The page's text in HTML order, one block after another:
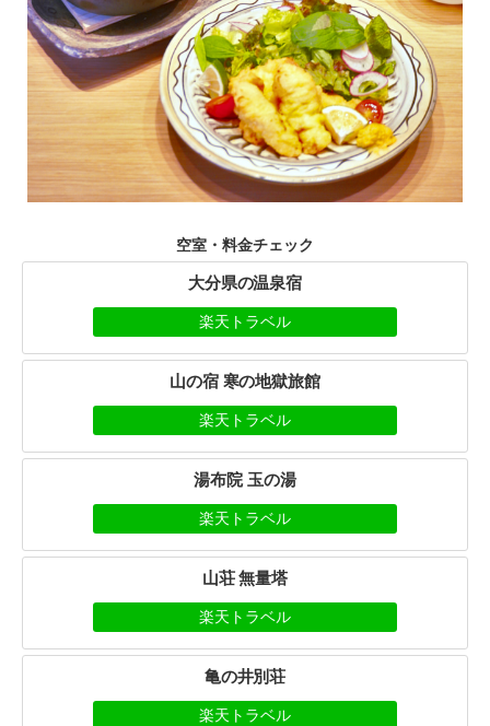
空室・料金チェック
大分県の温泉宿
楽天トラベル
山の宿 寒の地獄旅館
楽天トラベル
湯布院 玉の湯
楽天トラベル
山荘 無量塔
楽天トラベル
亀の井別荘
楽天トラベル